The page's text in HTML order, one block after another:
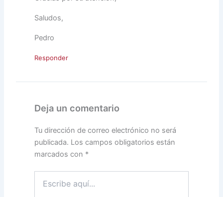
Saludos,
Pedro
Responder
Deja un comentario
Tu dirección de correo electrónico no será
publicada. Los campos obligatorios están
marcados con *
aquí...